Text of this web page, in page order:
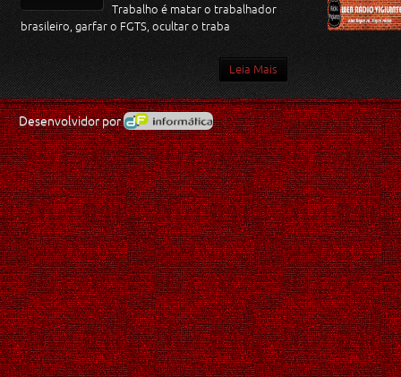
Trabalho é matar o trabalhador
brasileiro, garfar o FGTS, ocultar o traba
Leia Mais
Desenvolvidor por